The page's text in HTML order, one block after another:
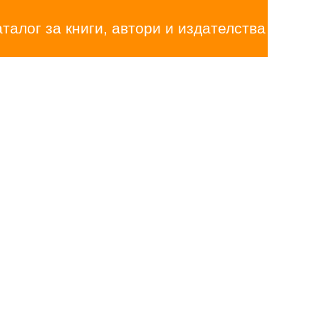
за книги, автори и издателства